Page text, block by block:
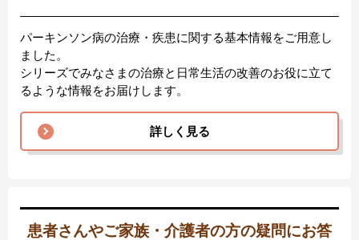
パーキンソン病の治療・疾患に関する基本情報をご用意し
ました。
シリーズでみなさまの治療と日常生活の改善のお役に立て
るような情報をお届けします。
詳しく見る
患者さんやご家族・介護者の方の疑問にお答